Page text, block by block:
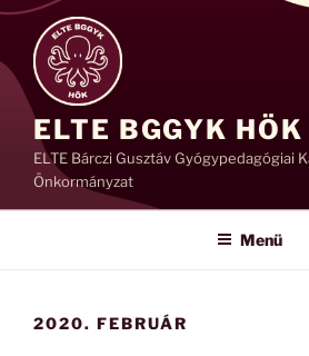
Tartalomhoz
ELTE BGGYK HÖK
ELTE Bárczi Gusztáv Gyógypedagógiai
Önkormányzat
Menü
2020. FEBRUÁR